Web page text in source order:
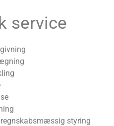
service
styring